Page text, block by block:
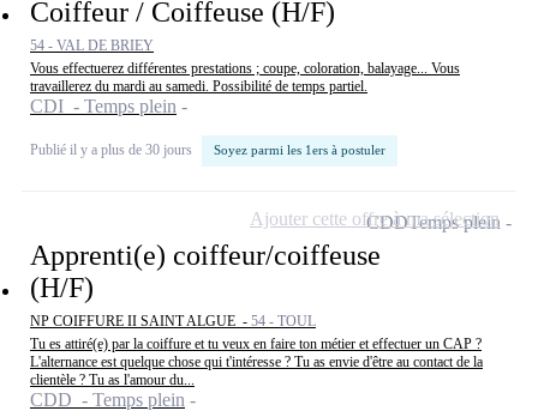
Coiffeur / Coiffeuse (H/F)
54 - VAL DE BRIEY
Vous effectuerez différentes prestations ; coupe, coloration, balayage... Vous
travaillerez du mardi au samedi. Possibilité de temps partiel.
CDI - Temps plein
Publié il y a plus de 30 jours Soyez parmi les 1ers à postuler
Apprenti(e) coiffeur/coiffeuse
(H/F)
NP COIFFURE II SAINT ALGUE - 54 - TOUL
Tu es attiré(e) par la coiffure et tu veux en faire ton métier et effectuer un CAP ?
L'alternance est quelque chose qui t'intéresse ? Tu as envie d'être au contact de la
clientèle ? Tu as l'amour du...
CDD - Temps plein
CDDTemps plein
Ajouter cette offre à ma sélection